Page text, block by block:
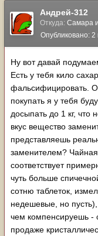
Андрей-312
Откуда: Самара
Опубликовано: 2
Ну вот давай
Есть у тебя кило
фальсифицировать.
покупать я у тебя
досыпать до 1 кг, что
вкус вещество
представляешь
заменителем? Чайная
соответствует
чуть больше
сотню таблеток,
недешевые, но
чем компенсируешь -
продаже